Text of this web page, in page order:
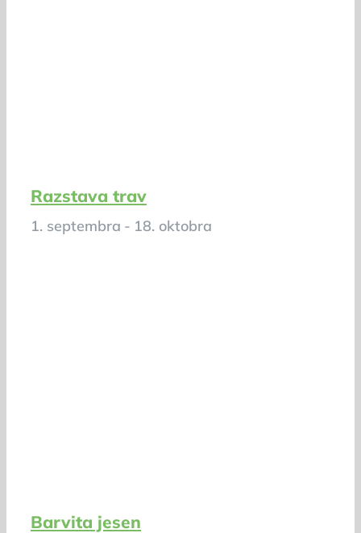
Razstava trav
1. septembra - 18. oktobra
Barvita jesen